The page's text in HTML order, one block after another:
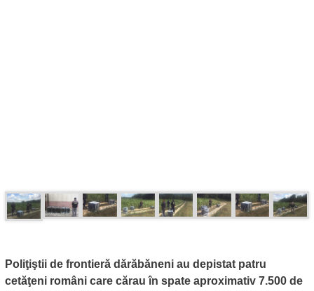
Poliţiştii de frontieră dărăbăneni au depistat patru
cetăţeni români care cărau în spate aproximativ 7.500 de